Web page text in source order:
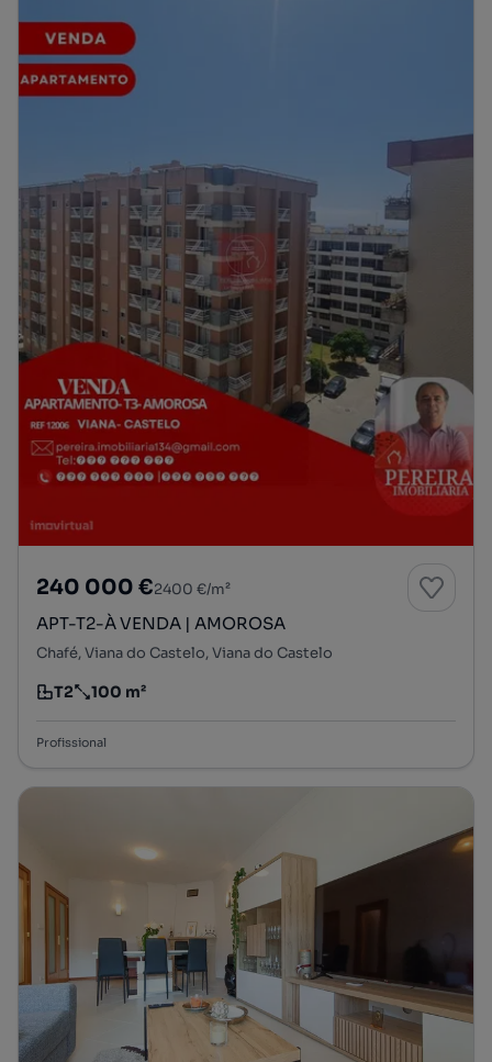
240 000 €2400 €/m²
APT-T2-À VENDA | AMOROSA
Chafé, Viana do Castelo, Viana do Castelo
Tipologia
T2
Preço por metro quadrado
100 m²
Profissional